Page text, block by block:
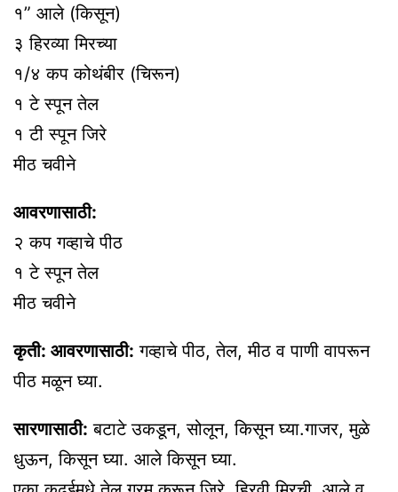
१” आले (किसून)
३ हिरव्या मिरच्या
१/४ कप कोथंबीर (चिरून)
१ टे स्पून तेल
१ टी स्पून जिरे
मीठ चवीने
आवरणासाठी:
२ कप गव्हाचे पीठ
१ टे स्पून तेल
मीठ चवीने
कृती: आवरणासाठी: गव्हाचे पीठ, तेल, मीठ व पाणी वापरून
पीठ मळून घ्या.
सारणासाठी: बटाटे उकडून, सोलून, किसून घ्या.गाजर, मुळे
धुऊन, किसून घ्या. आले किसून घ्या.